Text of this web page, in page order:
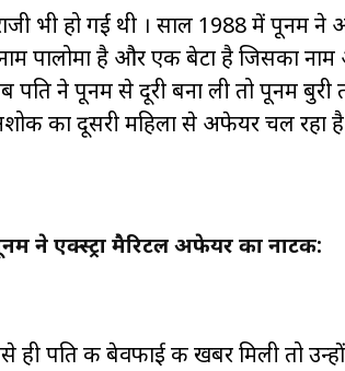
भी हो गईं थी । साल 1988 में पूनम ने
पालोमा है और एक बेटा है जिसका
पति ने पूनम से दूरी बना ली तो पूनम
का दूसरी महिला से अफेयर चल रहा
ने एक्स्ट्रा मैरिटल अफेयर का नाटक:
ही पति की बेवफाई की खबर मिली तो